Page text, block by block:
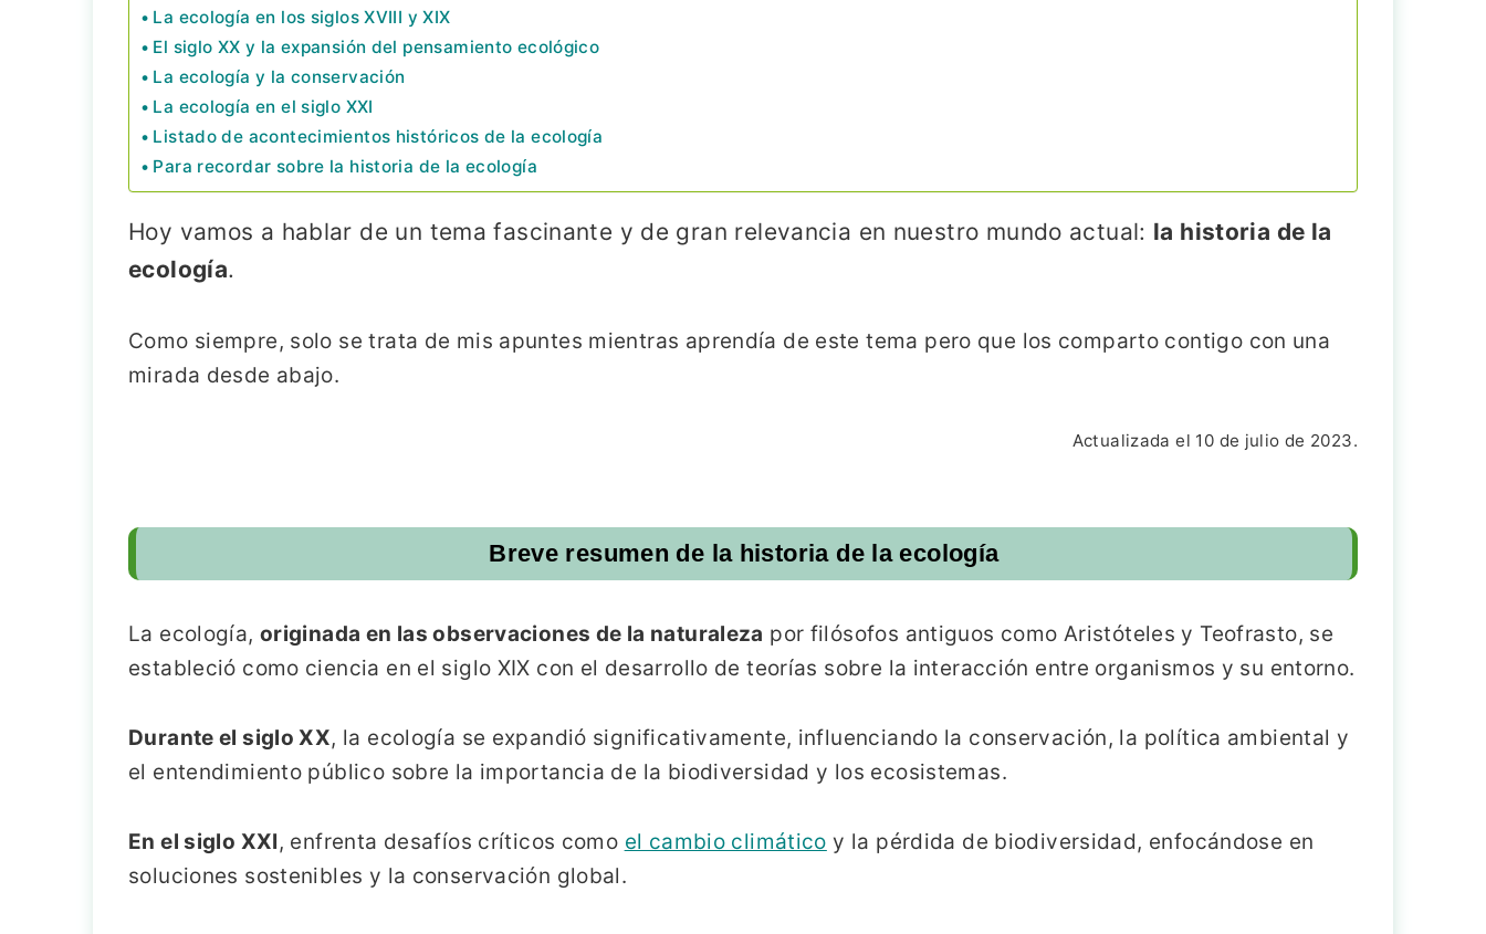
La ecología en los siglos XVIII y XIX
El siglo XX y la expansión del pensamiento ecológico
La ecología y la conservación
La ecología en el siglo XXI
Listado de acontecimientos históricos de la ecología
Para recordar sobre la historia de la ecología
Hoy vamos a hablar de un tema fascinante y de gran relevancia en nuestro mundo actual: la historia de la
ecología.
Como siempre, solo se trata de mis apuntes mientras aprendía de este tema pero que los comparto contigo con una
mirada desde abajo.
Actualizada el 10 de julio de 2023.
Breve resumen de la historia de la ecología
La ecología, originada en las observaciones de la naturaleza por filósofos antiguos como Aristóteles y Teofrasto, se
estableció como ciencia en el siglo XIX con el desarrollo de teorías sobre la interacción entre organismos y su entorno.
Durante el siglo XX, la ecología se expandió significativamente, influenciando la conservación, la política ambiental y
el entendimiento público sobre la importancia de la biodiversidad y los ecosistemas.
En el siglo XXI, enfrenta desafíos críticos como el cambio climático y la pérdida de biodiversidad, enfocándose en
soluciones sostenibles y la conservación global.